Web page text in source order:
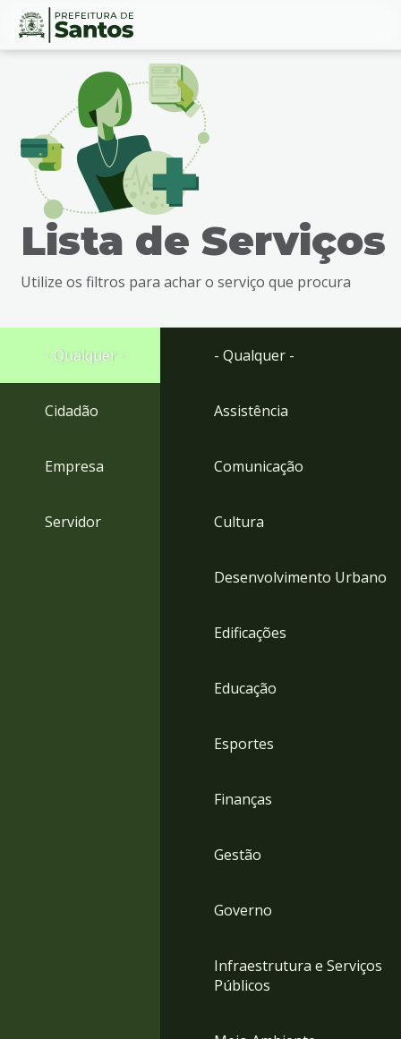
Ir
busca
Ir
rodapé
Conteúdo
Lista de Serviços
Utilize os filtros para achar o serviço que procura
- Qualquer -
Cidadão
Empresa
Servidor
- Qualquer -
Assistência
Comunicação
Cultura
Desenvolvimento Urbano
Edificações
Educação
Esportes
Finanças
Gestão
Governo
Infraestrutura e Serviços
Públicos